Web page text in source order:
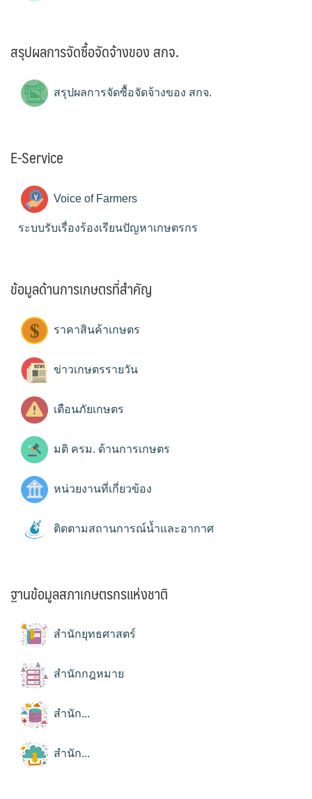
สรุปผลการจัดซื้อจัดจ้างของ สกจ.
สรุปผลการจัดซื้อจัดจ้างของ สกจ.
E-Service
Voice of Farmers
ระบบรับเรื่องร้องเรียนปัญหาเกษตรกร
ข้อมูลด้านการเกษตรที่สำคัญ
ราคาสินค้าเกษตร
ข่าวเกษตรรายวัน
เตือนภัยเกษตร
มติ ครม. ด้านการเกษตร
หน่วยงานที่เกี่ยวข้อง
ติดตามสถานการณ์น้ำและอากาศ
ฐานข้อมูลสภาเกษตรกรแห่งชาติ
สำนักยุทธศาสตร์
สำนักกฎหมาย
สำนัก...
สำนัก...